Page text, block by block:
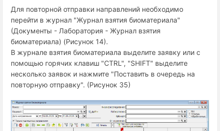
Для повторной отправки направлений необходимо
перейти в журнал "Журнал взятия биоматериала"
(Документы - Лаборатория - Журнал взятия
биоматериала) (Рисунок 14).
В журнале взятия биоматериала выделите заявку или с
помощью горячих клавиш "CTRL", "SHIFT" выделите
несколько заявок и нажмите "Поставить в очередь на
повторную отправку". (Рисунок 35)